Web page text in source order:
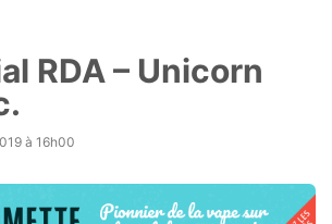
RDA – Unicorn
à 16h00